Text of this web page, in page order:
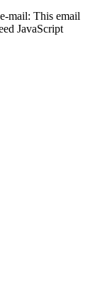
mail: This email
JavaScript